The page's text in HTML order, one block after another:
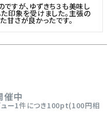
すが、ゆずきち３も美味し
印象を受けました。主張の
甘さが良かったです。
催中
ュー1件につき100pt(100円相